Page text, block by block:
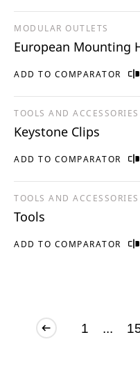
ADD TO COMPARATOR
MODULAR OUTLETS
European Mounting
ADD TO COMPARATOR
TOOLS AND ACCESSORIES
Keystone Clips
ADD TO COMPARATOR
TOOLS AND ACCESSORIES
Tools
1 ...